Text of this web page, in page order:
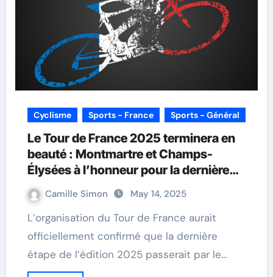
Cyclisme Sports - France Sports - Général
Le Tour de France 2025 terminera en
beauté : Montmartre et Champs-
Élysées à l’honneur pour la dernière
étape
Camille Simon May 14, 2025
L’organisation du Tour de France aurait
officiellement confirmé que la dernière
étape de l’édition 2025 passerait par le…